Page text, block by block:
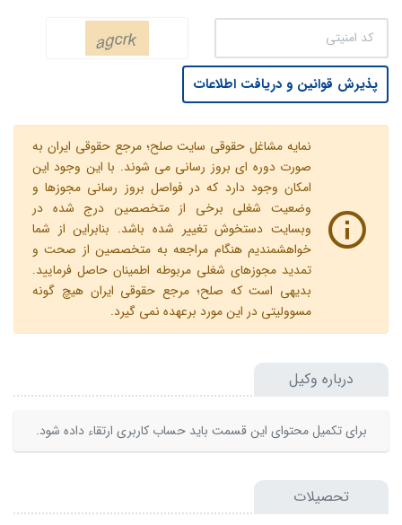
پذیرش قوانین و دریافت اطلاعات
نمایه مشاغل حقوقی سایت صلح؛ مرجع حقوقی ایران به
صورت دوره ای بروز رسانی می شوند. با این وجود این
امکان وجود دارد که در فواصل بروز رسانی مجوزها و
وضعیت شغلی برخی از متخصصین درج شده در
وبسایت دستخوش تغییر شده باشد. بنابراین از شما
خواهشمندیم هنگام مراجعه به متخصصین از صحت و
تمدید مجوزهای شغلی مربوطه اطمینان حاصل فرمایید.
بدیهی است که صلح؛ مرجع حقوقی ایران هیچ گونه
مسوولیتی در این مورد برعهده نمی گیرد.
درباره وکیل
برای تکمیل محتوای این قسمت باید حساب کاربری ارتقاء داده شود.
تحصیلات